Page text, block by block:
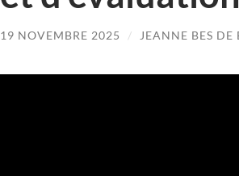
19 NOVEMBRE 2025 / JEANNE BES DE